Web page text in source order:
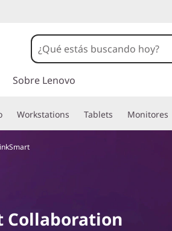
Sobre Lenovo
Workstations Tablets Monitores
Collaboration